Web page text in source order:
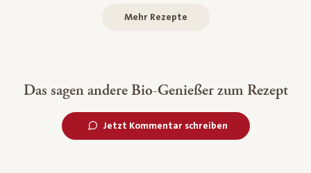
Mehr Rezepte
Das sagen andere Bio-Genießer zum Rezept
Jetzt Kommentar schreiben